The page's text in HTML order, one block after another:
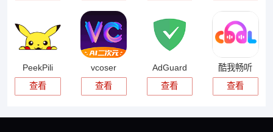
PeekPili
查看
vcoser
查看
AdGuard
查看
酷我畅听
查看